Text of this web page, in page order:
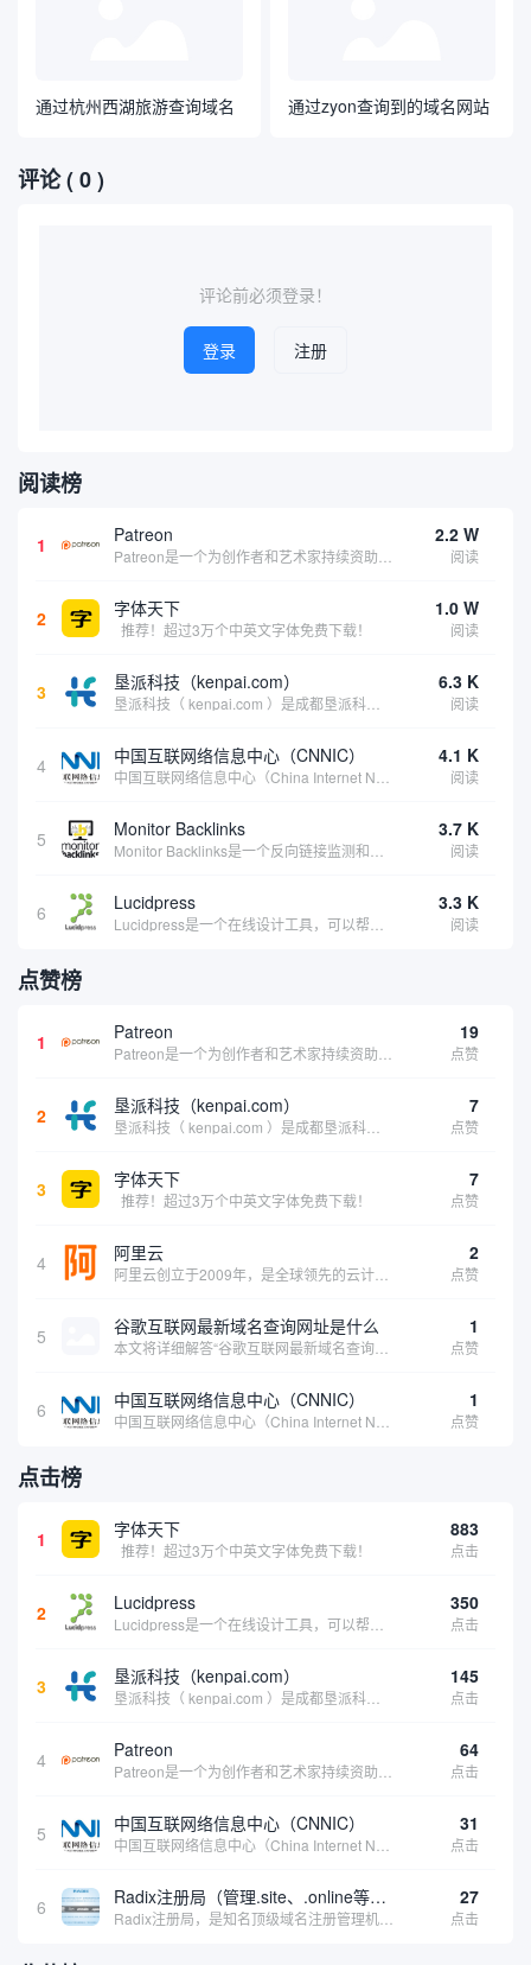
通过杭州西湖旅游查询域名 通过zyon查询到的域名网站
评论( 0 )
评论前必须登录！
登录 注册
阅读榜
1 Patreon 2.2 W
阅读
2 字体天下
推荐！超过3万个中英文字体免费下载！
1.0 W
阅读
3 垦派科技（kenpai.com） 6.3 K
阅读
4 中国互联网络信息中心（CNNIC） 4.1 K
阅读
5 Monitor Backlinks 3.7 K
阅读
6 Lucidpress 3.3 K
阅读
点赞榜
1 Patreon 19
点赞
2 垦派科技（kenpai.com） 7
点赞
3 字体天下
推荐！超过3万个中英文字体免费下载！
7
点赞
4 阿里云 2
点赞
5 谷歌互联网最新域名查询网址是什么 1
点赞
6 中国互联网络信息中心（CNNIC） 1
点赞
点击榜
1 字体天下
推荐！超过3万个中英文字体免费下载！
883
点击
2 Lucidpress 350
点击
3 垦派科技（kenpai.com） 145
点击
4 Patreon 64
点击
5 中国互联网络信息中心（CNNIC） 31
点击
6 Radix注册局（管理.site、.online等顶级域名） 27
点击